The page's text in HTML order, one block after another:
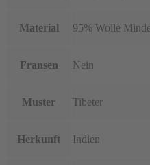
Material 95% Wolle
Fransen Nein
Muster Tibeter
Herkunft Indien